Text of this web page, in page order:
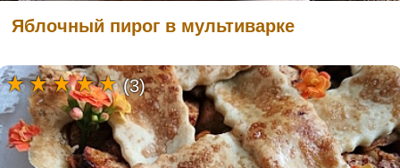
Яблочный пирог в мультиварке
(3)